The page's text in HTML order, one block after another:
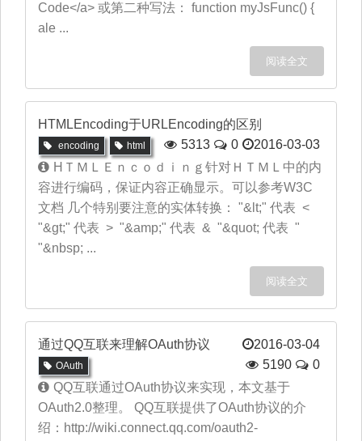
Code</a> 或第二种写法： function myJsFunc() {
ale ...
阅读全文
HTMLEncoding于URLEncoding的区别
2016-03-03
encoding html 5313
0
HＴＭＬＥｎｃｏｄｉｎｇ针对ＨＴＭＬ中的内
容进行编码，保证内容正确显示。可以参考W3C
文档 几个特别要注意的实体转换： "&lt;" 代表 <
"&gt;" 代表 > "&amp;" 代表 & "&quot; 代表 "
"&nbsp; ...
阅读全文
通过QQ互联来理解OAuth协议 2016-03-04
OAuth 5190
0
QQ互联通过OAuth协议来实现，本文基于
OAuth2.0整理。 QQ互联提供了OAuth协议的介
绍：http://wiki.connect.qq.com/oauth2-